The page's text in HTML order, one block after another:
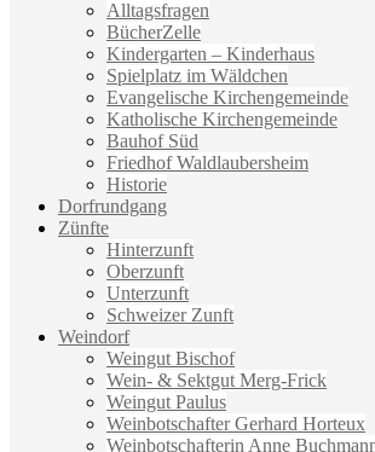
Alltagsfragen
BücherZelle
Kindergarten – Kinderhaus
Spielplatz im Wäldchen
Evangelische Kirchengemeinde
Katholische Kirchengemeinde
Bauhof Süd
Friedhof Waldlaubersheim
Historie
Dorfrundgang
Zünfte
Hinterzunft
Oberzunft
Unterzunft
Schweizer Zunft
Weindorf
Weingut Bischof
Wein- & Sektgut Merg-Frick
Weingut Paulus
Weinbotschafter Gerhard Horteux
Weinbotschafterin Anne